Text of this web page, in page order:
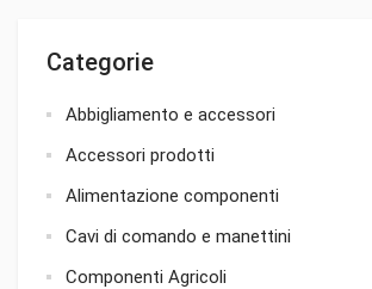
Categorie
Abbigliamento e accessori
Accessori prodotti
Alimentazione componenti
Cavi di comando e manettini
Componenti Agricoli